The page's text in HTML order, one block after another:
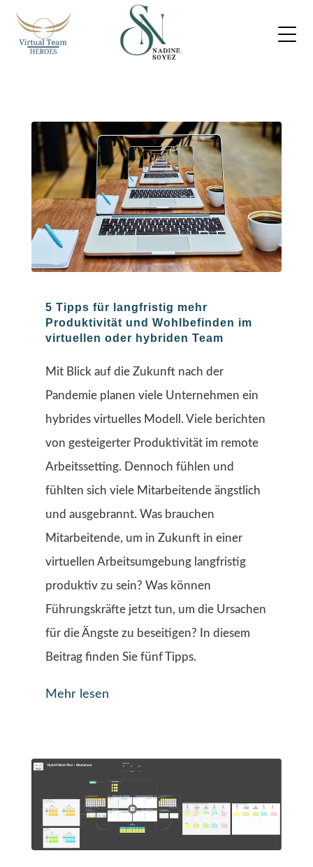
5 Tipps für langfristig mehr
Produktivität und Wohlbefinden im
virtuellen oder hybriden Team
Mit Blick auf die Zukunft nach der
Pandemie planen viele Unternehmen ein
hybrides virtuelles Modell. Viele berichten
von gesteigerter Produktivität im remote
Arbeitssetting. Dennoch fühlen und
fühlten sich viele Mitarbeitende ängstlich
und ausgebrannt. Was brauchen
Mitarbeitende, um in Zukunft in einer
virtuellen Arbeitsumgebung langfristig
produktiv zu sein? Was können
Führungskräfte jetzt tun, um die Ursachen
für die Ängste zu beseitigen? In diesem
Beitrag finden Sie fünf Tipps.
Mehr lesen